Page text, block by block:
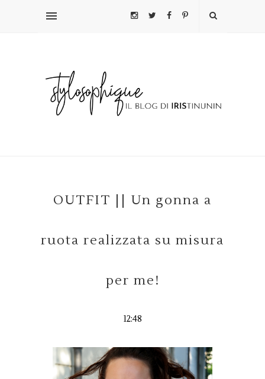
OUTFIT || Un gonna a
ruota realizzata su misura
per me!
12:48